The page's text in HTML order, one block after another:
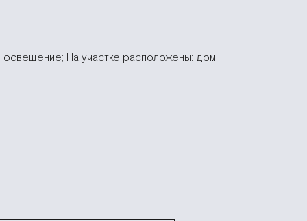
На участке расположены: дом